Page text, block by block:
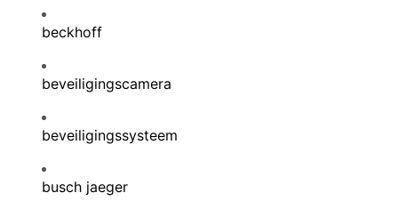
beckhoff
beveiligingscamera
beveiligingssysteem
busch jaeger